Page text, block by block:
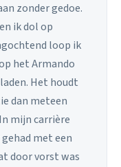
zonder gedoe.
ik dol op
loop ik
het Armando
Het houdt
dan meteen
mijn carrière
met een
door vorst was